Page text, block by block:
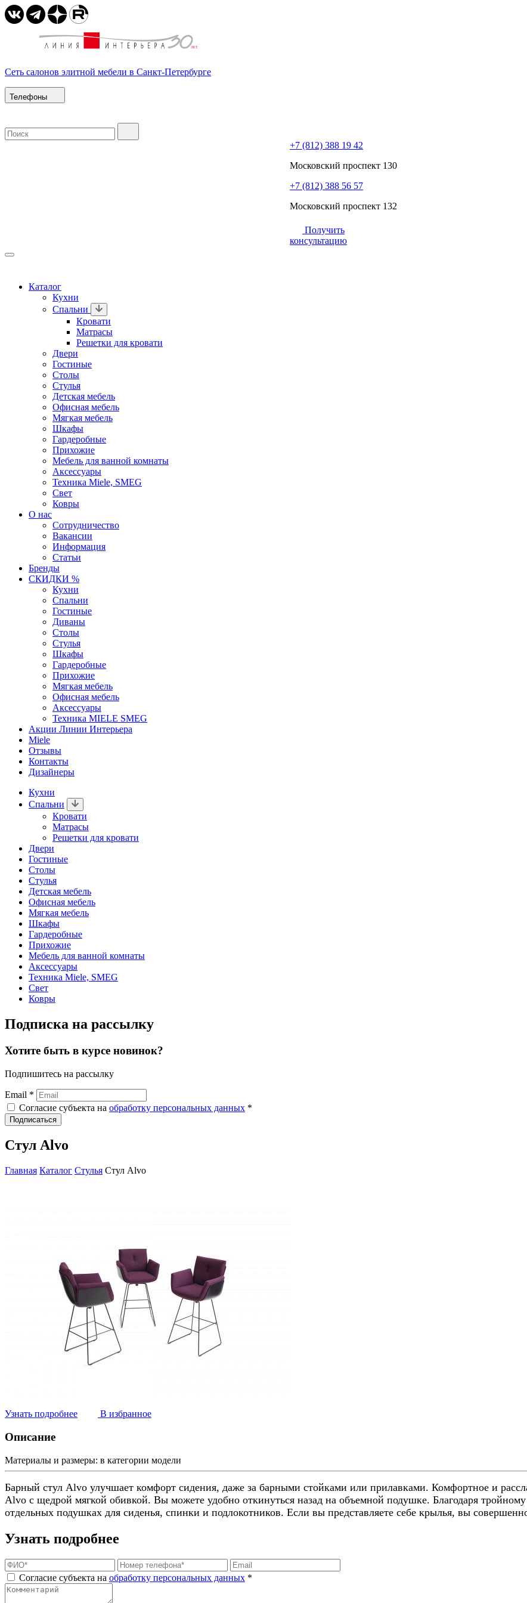
Сеть салонов элитной мебели в Санкт-Петербурге
Телефоны
+7 (812) 388 19 42
Московский проспект 130
+7 (812) 388 56 57
Московский проспект 132
Получить
консультацию
Каталог
Кухни
Спальни
Кровати
Матрасы
Решетки для кровати
Двери
Гостиные
Столы
Стулья
Детская мебель
Офисная мебель
Мягкая мебель
Шкафы
Гардеробные
Прихожие
Мебель для ванной комнаты
Аксессуары
Техника Miele, SMEG
Свет
Ковры
О нас
Сотрудничество
Вакансии
Информация
Статьи
Бренды
СКИДКИ %
Кухни
Спальни
Гостиные
Диваны
Столы
Стулья
Шкафы
Гардеробные
Прихожие
Мягкая мебель
Офисная мебель
Аксессуары
Техника MIELE SMEG
Акции Линии Интерьера
Miele
Отзывы
Контакты
Дизайнеры
Кухни
Спальни
Кровати
Матрасы
Решетки для кровати
Двери
Гостиные
Столы
Стулья
Детская мебель
Офисная мебель
Мягкая мебель
Шкафы
Гардеробные
Прихожие
Мебель для ванной комнаты
Аксессуары
Техника Miele, SMEG
Свет
Ковры
Подписка на рассылку
Хотите быть в курсе новинок?
Подпишитесь на рассылку
Email *
Согласие субъекта на обработку персональных данных *
Подписаться
Стул Alvo
Главная Каталог Стулья Стул Alvo
Узнать подробнее В избранное
Описание
Материалы и размеры: в категории модели
Барный стул Alvo улучшает комфорт сидения, даже за барными стойками или прилавками. Комфортное и
Alvo с щедрой мягкой обивкой. Вы можете удобно откинуться назад на объемной подушке. Благодаря
отдельных подушках для сиденья, спинки и подлокотников. Если вы представляете себе крылья, вы
Узнать подробнее
Согласие субъекта на обработку персональных данных *